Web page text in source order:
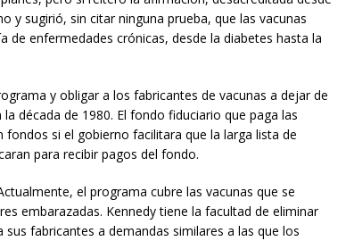
y sugirió, sin citar ninguna prueba, que las vacunas
de enfermedades crónicas, desde la diabetes hasta la
y obligar a los fabricantes de vacunas a dejar de
década de 1980. El fondo fiduciario que paga las
si el gobierno facilitara que la larga lista de
para recibir pagos del fondo.
el programa cubre las vacunas que se
embarazadas. Kennedy tiene la facultad de eliminar
fabricantes a demandas similares a las que los